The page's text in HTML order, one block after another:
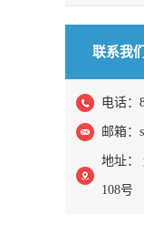
联系我们
电话：
邮箱：
地址：
108号